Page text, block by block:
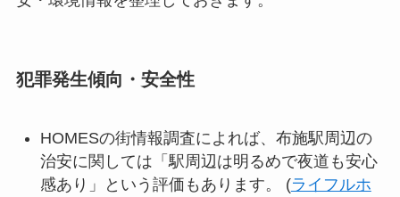
犯罪発生傾向・安全性
HOMESの街情報調査によれば、布施駅周辺の
治安に関しては「駅周辺は明るめで夜道も安心
感あり」という評価もあります。 (ライフルホ